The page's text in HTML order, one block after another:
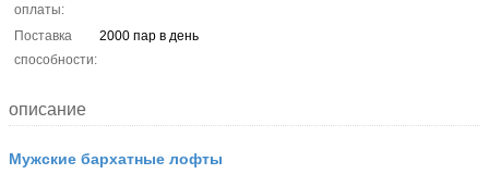
оплаты:
Поставка
способности:
2000 пар в день
описание
Мужские бархатные лофты